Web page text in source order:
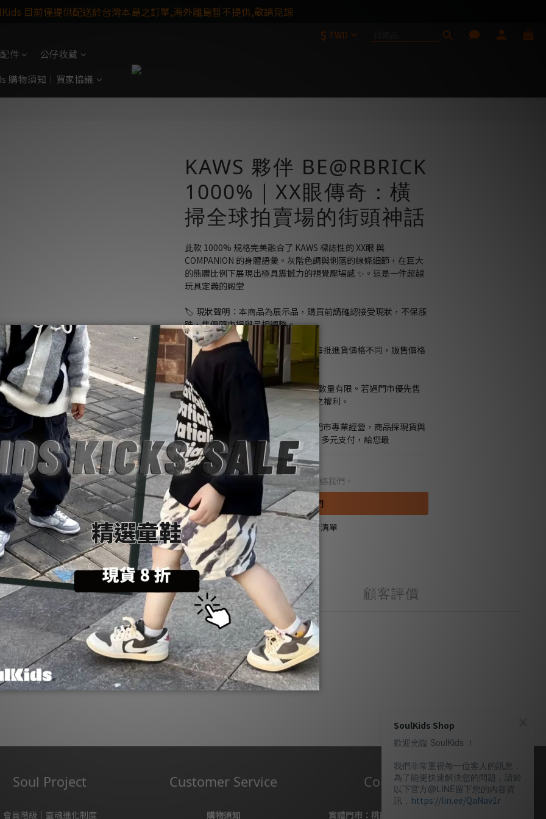
$ TWD
件
公仔收藏
購物須知｜買家協議
KAWS 夥伴 BE@RBRICK
1000%｜XX眼傳奇：橫
掃全球拍賣場的街頭神話
此款 1000% 規格完美融合了 KAWS 標誌性的 XX眼 與
COMPANION 的身體語彙。灰階色調與俐落的線條細節，在巨大
的熊體比例下展現出極具震撼力的視覺壓場感 ✨。這是一件超越
玩具定義的殿堂
🏷️ 現狀聲明：本商品為展示品，購買前請確認接受現狀，不保漲
跌，售價隨市場與品相調整。
⚠️特別說明： 商品價格不保漲跌，每批進貨價格不同，販售價格
隨市場調整。
‼️訂單權益：商品與門市同步販售，數量有限。若遇門市優先售
出，SoulKids 保留修改或取消訂單之權利。
🏛️專業保障：SoulKids官網與桃園門市專業經營，商品採現貨與
預購併行。正品管道、隨貨附發票、多元支付，給您最
若想購買，請聯絡我們。
聯絡我們
加入追蹤清單
送貨及付款方式 顧客評價
商品描述
Soul Project
會員階級｜靈魂進化制度
Customer Service
購物須知
Contact Us
實體門市： 桃園市桃園區復興路69號
目前僅提供配送於台灣本島之訂單,海外離島暫不提供,敬請見諒
SoulKids Shop
歡迎光臨 SoulKids ！
我們非常重視每一位客人的訊息，
為了能更快速解決您的問題，請於
以下官方@LINE留下您的內容資
訊， https://lin.ee/QaNav1r